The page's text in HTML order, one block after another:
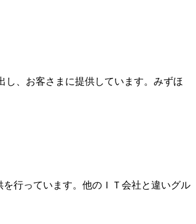
、お客さまに提供しています。みずほ
行っています。他のＩＴ会社と違いグル